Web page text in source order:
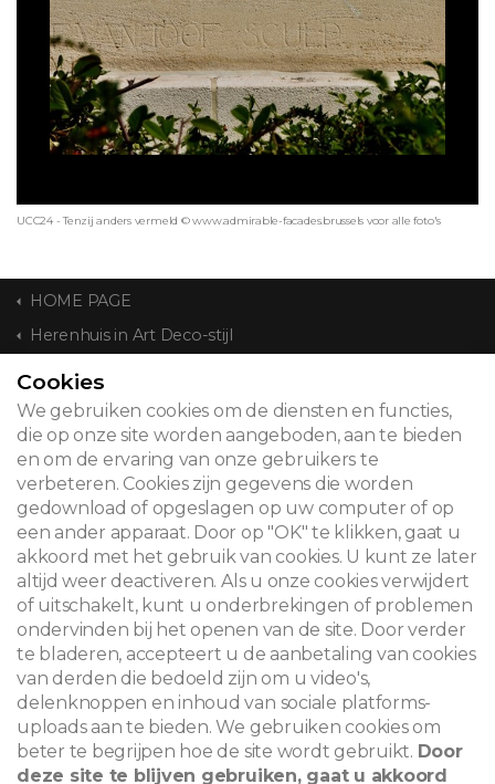
UCC24 - Tenzij anders vermeld © www.admirable-facades.brussels voor alle foto's
HOME PAGE
Herenhuis in Art Deco-stijl
CONTACT
© 2026
Juridische kennisgeving
Newsletter
Zoeken
Cookies
We gebruiken cookies om de diensten en functies,
die op onze site worden aangeboden, aan te bieden
en om de ervaring van onze gebruikers te
verbeteren. Cookies zijn gegevens die worden
gedownload of opgeslagen op uw computer of op
een ander apparaat. Door op "OK" te klikken, gaat u
akkoord met het gebruik van cookies. U kunt ze later
altijd weer deactiveren. Als u onze cookies verwijdert
of uitschakelt, kunt u onderbrekingen of problemen
ondervinden bij het openen van de site. Door verder
te bladeren, accepteert u de aanbetaling van cookies
van derden die bedoeld zijn om u video's,
delenknoppen en inhoud van sociale platforms-
uploads aan te bieden. We gebruiken cookies om
beter te begrijpen hoe de site wordt gebruikt. Door
deze site te blijven gebruiken, gaat u akkoord